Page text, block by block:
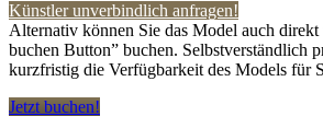
Künstler unverbindlich anfragen!
Alternativ können Sie das Model auch direkt
buchen Button” buchen. Selbstverständlich
kurzfristig die Verfügbarkeit des Models für
Jetzt buchen!